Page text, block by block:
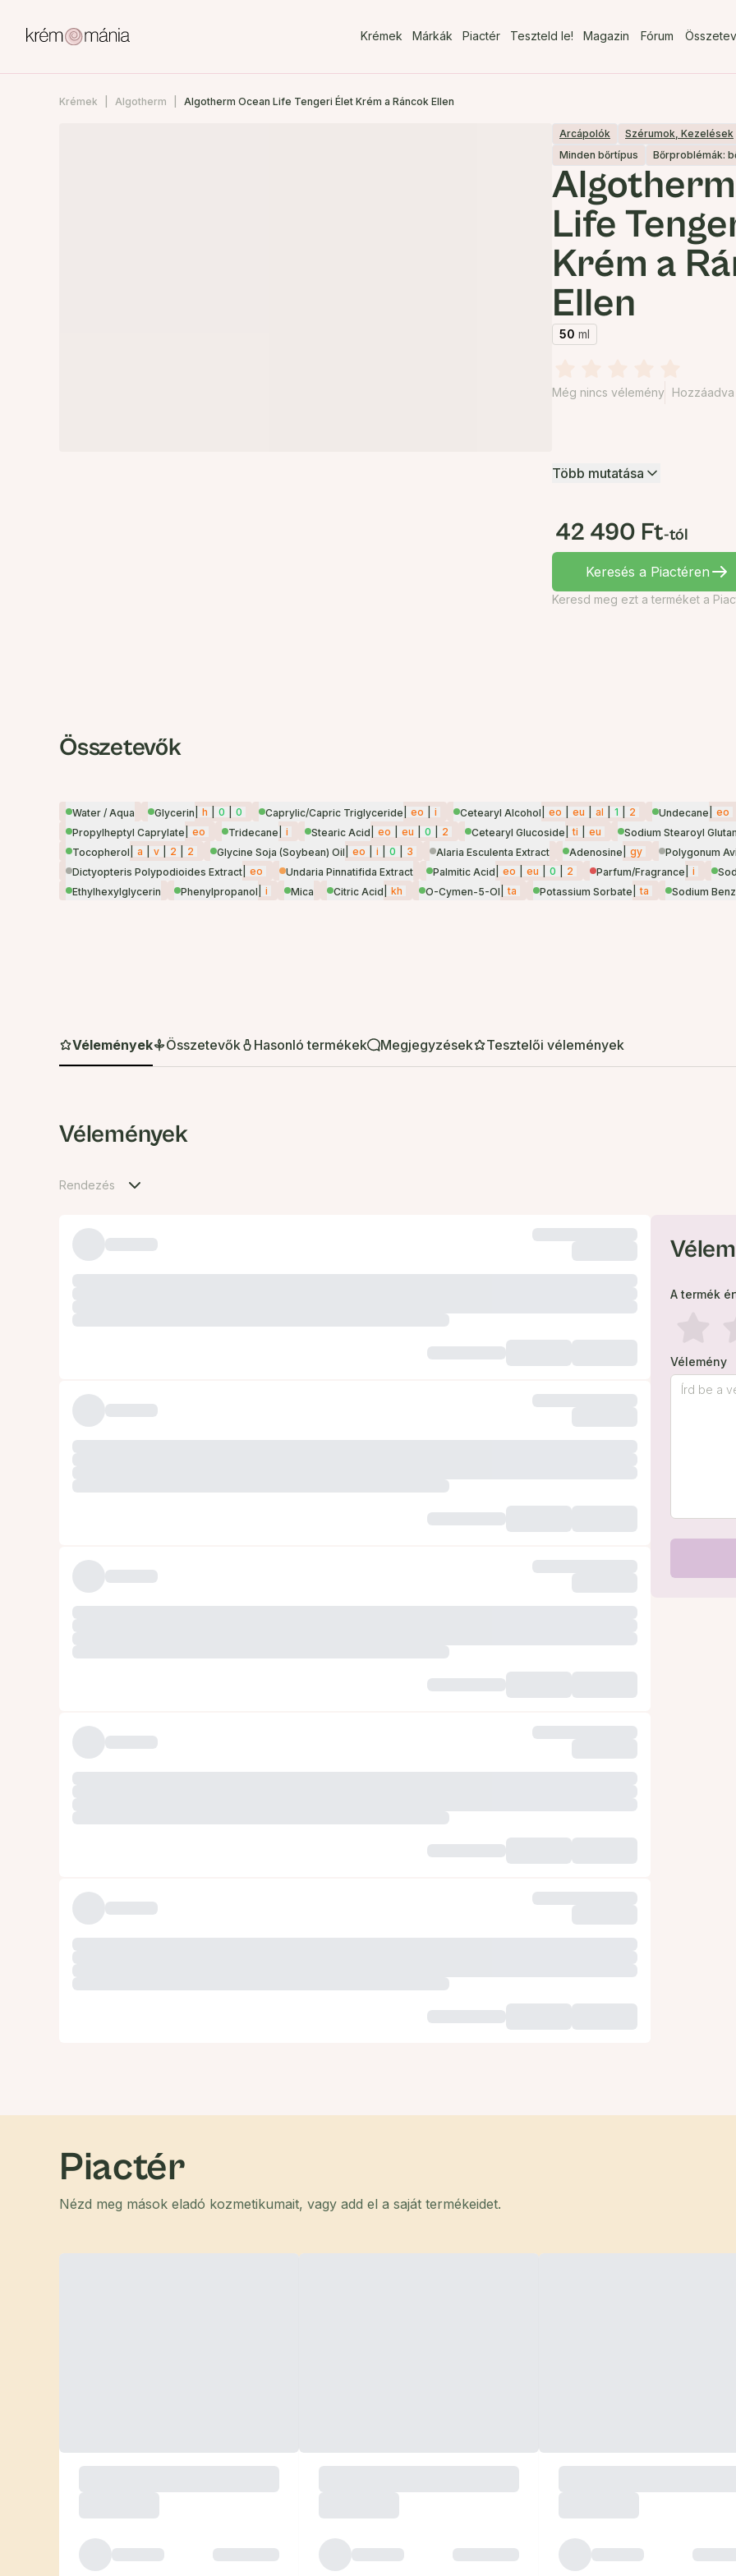
Krémek Márkák Piactér Teszteld le! Magazin Fórum
Krémek Algotherm Algotherm Ocean Life Tengeri Élet Krém a Ráncok Ellen
Arcápolók
Szérumok, Kezelések
Minden bőrtípus
Bőrproblémák:
Life
Krém a
Ellen
50 ml
Még nincs vélemény Hozzáadva
Több mutatása
42 490 Ft-tól
Keresés a Piactéren
Keresd meg ezt a terméket a
Összetevők
Water / Aqua Glycerin h 0 0 Caprylic/Capric Triglyceride eo i Cetearyl Alcohol eo eu al 1 2 Undecane eo
Propylheptyl Caprylate
eo Tridecane i Stearic Acid eo eu 0 2 Cetearyl Glucoside ti eu Sodium Stearoyl
Tocopherol
a v 2 2 Glycine Soja (Soybean) Oil eo i 0 3 Alaria Esculenta Extract Adenosine gy Polygonum
Dictyopteris Polypodioides Extract eo Undaria Pinnatifida Extract Palmitic Acid eo eu 0 2 Parfum/Fragrance i
Ethylhexylglycerin
Phenylpropanol i Mica Citric Acid kh O-Cymen-5-Ol ta Potassium Sorbate ta Sodium
Vélemények Összetevők Hasonló termékek Megjegyzések Tesztelői vélemények
Vélemények
Rendezés
A termék
Vélemény
Piactér
Nézd meg mások eladó kozmetikumait, vagy add el a saját termékeidet.